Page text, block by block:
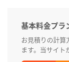
基本料金プラ
お見積りの計算
ます。当サイト